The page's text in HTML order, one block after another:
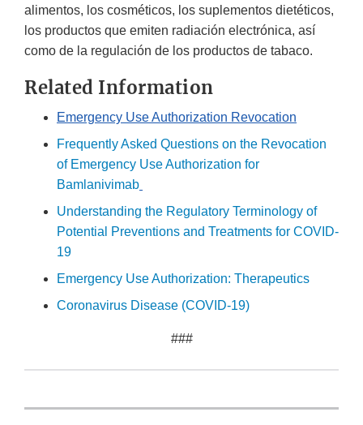
alimentos, los cosméticos, los suplementos dietéticos,
los productos que emiten radiación electrónica, así
como de la regulación de los productos de tabaco.
Related Information
Emergency Use Authorization Revocation
Frequently Asked Questions on the Revocation
of Emergency Use Authorization for
Bamlanivimab
Understanding the Regulatory Terminology of
Potential Preventions and Treatments for COVID-
19
Emergency Use Authorization: Therapeutics
Coronavirus Disease (COVID-19)
###